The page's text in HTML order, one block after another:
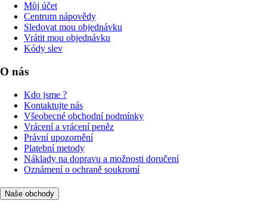
Můj účet
Centrum nápovědy
Sledovat mou objednávku
Vrátit mou objednávku
Kódy slev
O nás
Kdo jsme ?
Kontaktujte nás
Všeobecné obchodní podmínky
Vrácení a vrácení peněz
Právní upozornění
Platební metody
Náklady na dopravu a možnosti doručení
Oznámení o ochraně soukromí
Naše obchody